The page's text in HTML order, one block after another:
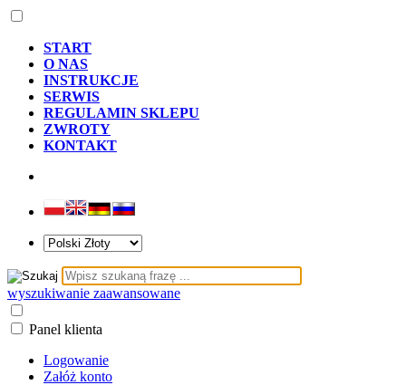
START
O NAS
INSTRUKCJE
SERWIS
REGULAMIN SKLEPU
ZWROTY
KONTAKT
wyszukiwanie zaawansowane
Panel klienta
Logowanie
Załóż konto